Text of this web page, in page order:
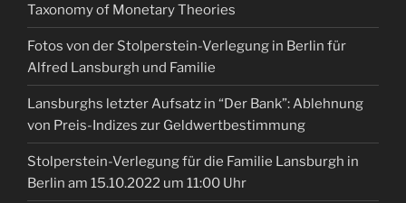
Taxonomy of Monetary Theories
Fotos von der Stolperstein-Verlegung in Berlin für
Alfred Lansburgh und Familie
Lansburghs letzter Aufsatz in “Der Bank”: Ablehnung
von Preis-Indizes zur Geldwertbestimmung
Stolperstein-Verlegung für die Familie Lansburgh in
Berlin am 15.10.2022 um 11:00 Uhr